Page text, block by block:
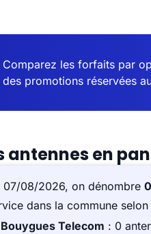
Comparez les forfaits par
des promotions réservées
antennes en
07/08/2026, on dénombre 0
dans la commune
Bouygues Telecom : 0